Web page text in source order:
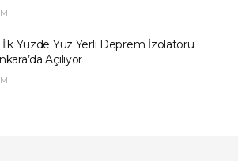
İlk Yüzde Yüz Yerli Deprem İzolatörü
Açılıyor